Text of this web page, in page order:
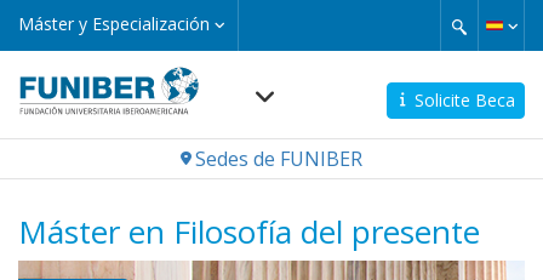
Pasar
principal
Máster y Especialización
Máster
y
Solicite Beca
Navegación
Sedes de FUNIBER
Máster en Filosofía del presente